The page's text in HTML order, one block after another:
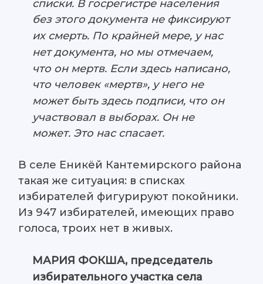
списки. В госрегистре населения
без этого документа не фиксируют
их смерть. По крайней мере, у нас
нет документа, но мы отмечаем,
что он мертв. Если здесь написано,
что человек «мертв», у него не
может быть здесь подписи, что он
участвовал в выборах. Он не
может. Это нас спасает.
В селе Еникёй Кантемирского района
такая же ситуация: в списках
избирателей фигурируют покойники.
Из 947 избирателей, имеющих право
голоса, троих нет в живых.
МАРИЯ ФОКША, председатель
избирательного участка села